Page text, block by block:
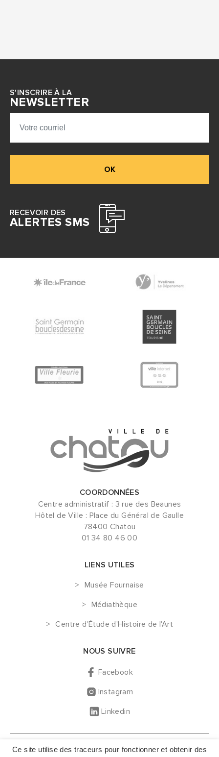
Ce site utilise des traceurs pour fonctionner et obtenir des
S'INSCRIRE À LA
NEWSLETTER
OK
RECEVOIR DES
ALERTES SMS
COORDONNÉES
Centre administratif : 3 rue des Beaunes
Hôtel de Ville : Place du Général de Gaulle
78400 Chatou
01 34 80 46 00
LIENS UTILES
Musée Fournaise
Médiathèque
Centre d'Étude d'Histoire de l'Art
NOUS SUIVRE
Facebook
Instagram
Linkedin
GESTION DES COOKIES